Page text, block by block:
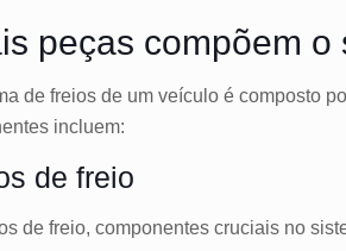
peças compõem o
de freios de um veículo é composto
incluem:
de freio
de freio, componentes cruciais no